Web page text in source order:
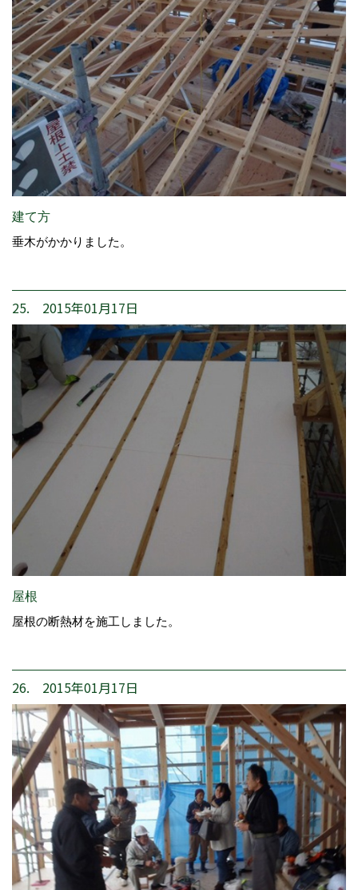
建て方
垂木がかかりました。
25. 2015年01月17日
屋根
屋根の断熱材を施工しました。
26. 2015年01月17日